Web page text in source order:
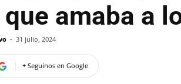
amaba a
- 31 julio, 2024
+ Seguinos en Google